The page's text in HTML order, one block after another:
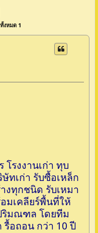
งหมด 1
รงงานเก่า ทุบ
ทเก่า รับซื้อเหล็ก
งทุกชนิด รับเหมา
มเคลียร์พื้นที่ให้
ริมณฑล โดยทีม
รื้อถอน กว่า 10 ปี